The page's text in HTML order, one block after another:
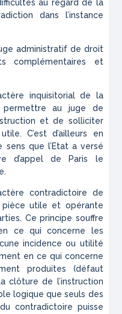
au regard de la
dans l’instance
administratif de droit
complémentaires et
inquisitorial de la
au juge de
et de solliciter
C’est d’ailleurs en
que l’Etat a versé
d’appel de Paris le
contradictoire de
pièce utile et opérante
Ce principe souffre
ce qui concerne les
incidence ou utilité
en ce qui concerne
produites (défaut
clôture de l’instruction
logique que seuls des
contradictoire puisse